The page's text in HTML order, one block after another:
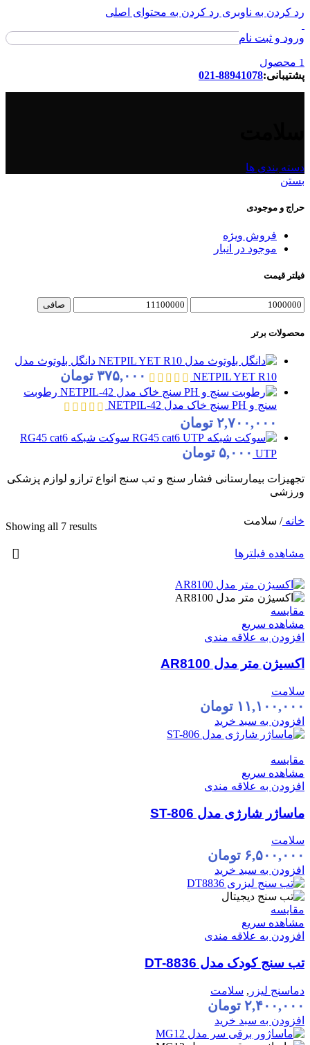
رد کردن به ناوبری رد کردن به محتوای اصلی
ورود و ثبت نام
ورود / ثبت نام
1 محصول
پشتیبانی:88941078-021
دسته بندی ها
بستن
حراج و موجودی
فروش ویژه
موجود در انبار
فیلتر قیمت
حداقل
قیمت
حداكثر
قيمت
صافی
محصولات برتر
دانگل بلوتوث مدل
NETPIL YET R10
۳۷۵,۰۰۰ تومان
رطوبت
سنج و PH سنج خاک مدل NETPIL-42
۲,۷۰۰,۰۰۰ تومان
سوکت شبکه RG45 cat6
UTP ۵,۰۰۰ تومان
تجهیزات بیمارستانی فشار سنج و تب سنج انواع ترازو لوازم پزشکی
ورزشی
خانه/ سلامت Showing all 7 results
مشاهده فیلترها
مقایسه
مشاهده سریع
افزودن به علاقه مندی
اکسیژن متر مدل AR8100
سلامت
۱۱,۱۰۰,۰۰۰ تومان
افزودن به سبد خرید
مقایسه
مشاهده سریع
افزودن به علاقه مندی
ماساژر شارژی مدل ST-806
سلامت
۶,۵۰۰,۰۰۰ تومان
افزودن به سبد خرید
مقایسه
مشاهده سریع
افزودن به علاقه مندی
تب سنج کودک مدل DT-8836
دماسنج لیزر , سلامت
۲,۴۰۰,۰۰۰ تومان
افزودن به سبد خرید